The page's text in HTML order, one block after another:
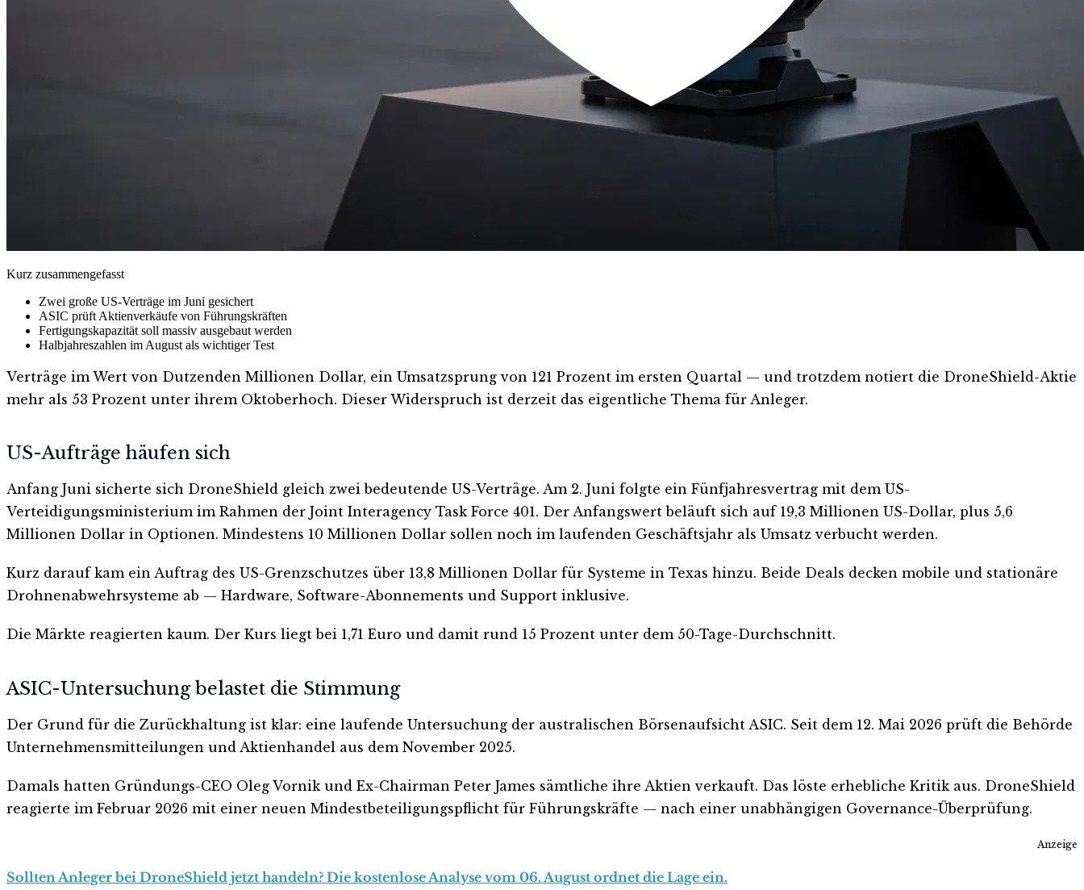
Kurz zusammengefasst
Zwei große US-Verträge im Juni gesichert
ASIC prüft Aktienverkäufe von Führungskräften
Fertigungskapazität soll massiv ausgebaut werden
Halbjahreszahlen im August als wichtiger Test
Verträge im Wert von Dutzenden Millionen Dollar, ein Umsatzsprung von 121 Prozent im ersten Quartal — und trotzdem notiert die DroneShield-Aktie
mehr als 53 Prozent unter ihrem Oktoberhoch. Dieser Widerspruch ist derzeit das eigentliche Thema für Anleger.
US-Aufträge häufen sich
Anfang Juni sicherte sich DroneShield gleich zwei bedeutende US-Verträge. Am 2. Juni folgte ein Fünfjahresvertrag mit dem US-
Verteidigungsministerium im Rahmen der Joint Interagency Task Force 401. Der Anfangswert beläuft sich auf 19,3 Millionen US-Dollar, plus 5,6
Millionen Dollar in Optionen. Mindestens 10 Millionen Dollar sollen noch im laufenden Geschäftsjahr als Umsatz verbucht werden.
Kurz darauf kam ein Auftrag des US-Grenzschutzes über 13,8 Millionen Dollar für Systeme in Texas hinzu. Beide Deals decken mobile und stationäre
Drohnenabwehrsysteme ab — Hardware, Software-Abonnements und Support inklusive.
Die Märkte reagierten kaum. Der Kurs liegt bei 1,71 Euro und damit rund 15 Prozent unter dem 50-Tage-Durchschnitt.
ASIC-Untersuchung belastet die Stimmung
Der Grund für die Zurückhaltung ist klar: eine laufende Untersuchung der australischen Börsenaufsicht ASIC. Seit dem 12. Mai 2026 prüft die Behörde
Unternehmensmitteilungen und Aktienhandel aus dem November 2025.
Damals hatten Gründungs-CEO Oleg Vornik und Ex-Chairman Peter James sämtliche ihre Aktien verkauft. Das löste erhebliche Kritik aus. DroneShield
reagierte im Februar 2026 mit einer neuen Mindestbeteiligungspflicht für Führungskräfte — nach einer unabhängigen Governance-Überprüfung.
Anzeige
Sollten Anleger bei DroneShield jetzt handeln? Die kostenlose Analyse vom 06. August ordnet die Lage ein.